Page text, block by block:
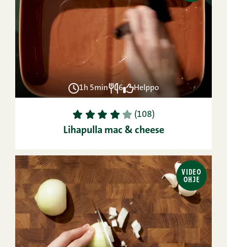
1h 5min 6 Helppo
1 2 3 4 5 (108)
Lihapulla mac & cheese
VIDEO
OHJE